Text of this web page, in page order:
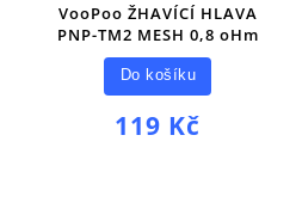
VooPoo ŽHAVÍCÍ HLAVA
PNP-TM2 MESH 0,8 oHm
119 Kč
Do košíku